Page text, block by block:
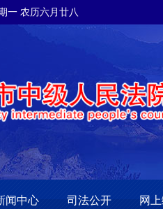
一 农历六月廿八
闻中心 司法公开 网